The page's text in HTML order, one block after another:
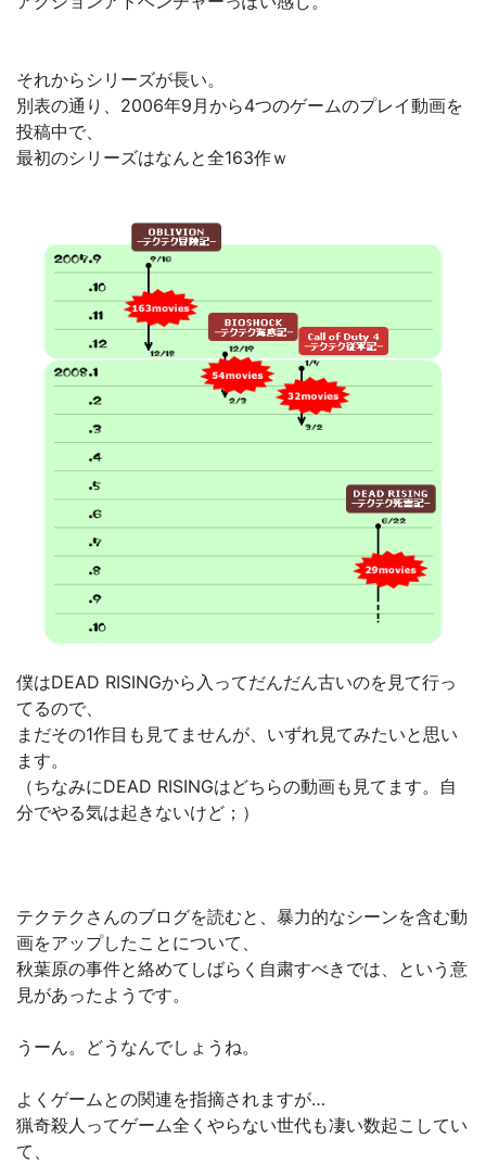
それからシリーズが長い。
別表の通り、2006年9月から4つのゲームのプレイ動画を
投稿中で、
最初のシリーズはなんと全163作ｗ
僕はDEAD RISINGから入ってだんだん古いのを見て行っ
てるので、
まだその1作目も見てませんが、いずれ見てみたいと思い
ます。
（ちなみにDEAD RISINGはどちらの動画も見てます。自
分でやる気は起きないけど；）
テクテクさんのブログを読むと、暴力的なシーンを含む動
画をアップしたことについて、
秋葉原の事件と絡めてしばらく自粛すべきでは、という意
見があったようです。
うーん。どうなんでしょうね。
よくゲームとの関連を指摘されますが…
猟奇殺人ってゲーム全くやらない世代も凄い数起こしてい
て、